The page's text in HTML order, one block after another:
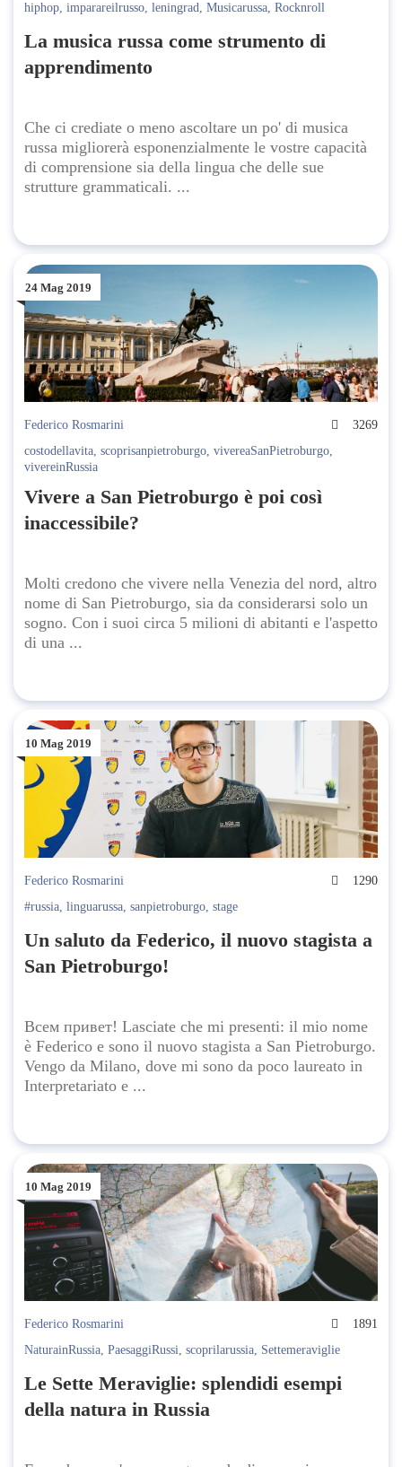
hiphop, imparareilrusso, leningrad, Musicarussa, Rocknroll
La musica russa come strumento di
apprendimento
Che ci crediate o meno ascoltare un po' di musica
russa migliorerà esponenzialmente le vostre capacità
di comprensione sia della lingua che delle sue
strutture grammaticali. ...
24 Mag 2019
Federico Rosmarini
3269
costodellavita, scoprisanpietroburgo, vivereaSanPietroburgo,
vivereinRussia
Vivere a San Pietroburgo è poi così
inaccessibile?
Molti credono che vivere nella Venezia del nord, altro
nome di San Pietroburgo, sia da considerarsi solo un
sogno. Con i suoi circa 5 milioni di abitanti e l'aspetto
di una ...
10 Mag 2019
Federico Rosmarini
1290
#russia, linguarussa, sanpietroburgo, stage
Un saluto da Federico, il nuovo stagista a
San Pietroburgo!
Всем привет! Lasciate che mi presenti: il mio nome
è Federico e sono il nuovo stagista a San Pietroburgo.
Vengo da Milano, dove mi sono da poco laureato in
Interpretariato e ...
10 Mag 2019
Federico Rosmarini
1891
NaturainRussia, PaesaggiRussi, scoprilarussia, Settemeraviglie
Le Sette Meraviglie: splendidi esempi
della natura in Russia